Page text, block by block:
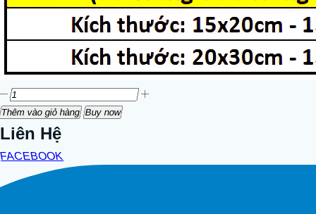
Thêm vào giỏ hàng Buy now
Liên Hệ